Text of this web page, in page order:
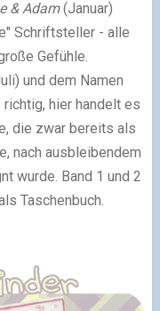
& Adam(Januar)
Schriftsteller - alle
Gefühle.
und dem Namen
hier handelt es
die zwar bereits als
nach ausbleibendem
wurde. Band 1 und 2
Taschenbuch.